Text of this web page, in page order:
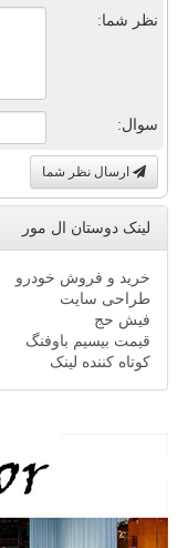
نظر شما:
سوال:
ارسال نظر شما
لینک دوستان ال مور
خرید و فروش خودرو
طراحی سایت
فیش حج
قیمت بیسیم باوفنگ
کوتاه کننده لینک